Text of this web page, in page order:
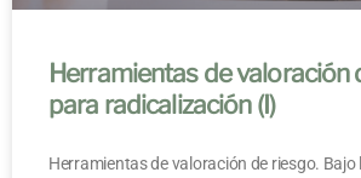
Herramientas de valoración
para radicalización (I)
Herramientas de valoración de riesgo. Bajo